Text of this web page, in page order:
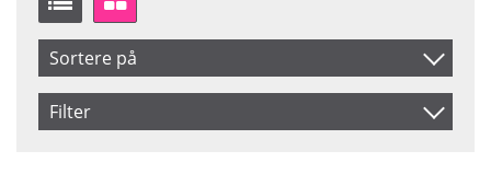
Sortere på
Produkt Kode
Filter